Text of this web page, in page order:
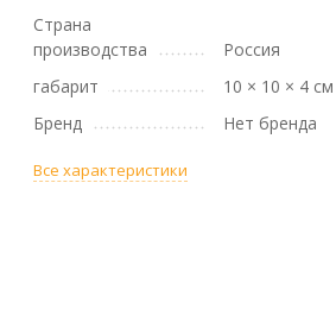
Страна
производства
Россия
габарит
10 × 10 × 4 см
Бренд
Нет бренда
Все характеристики